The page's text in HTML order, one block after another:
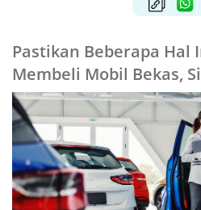
Pastikan Beberapa Hal
Membeli Mobil Bekas,